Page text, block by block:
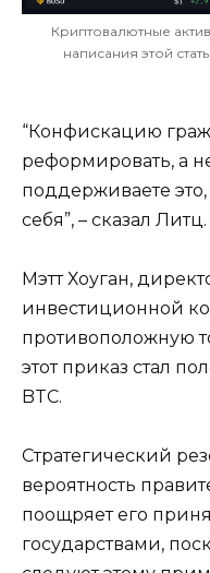
Криптовалютные
написания этой
“Конфискацию
реформировать, а
поддерживаете
себя”, – сказал Литц.
Мэтт Хоуган,
инвестиционной
противоположную
этот приказ стал
BTC.
Стратегический
вероятность
поощряет его
государствами,